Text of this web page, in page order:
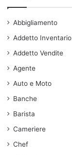
Abbigliamento
Addetto Inventario
Addetto Vendite
Agente
Auto e Moto
Banche
Barista
Cameriere
Chef